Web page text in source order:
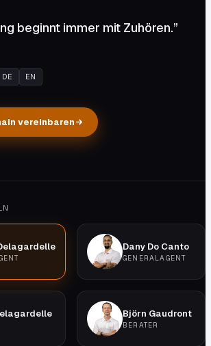
beginnt immer mit Zuhören.”
DE EN
vereinbaren
Dany Do Canto
GENERALAGENT
Björn Gaudront
BERATER